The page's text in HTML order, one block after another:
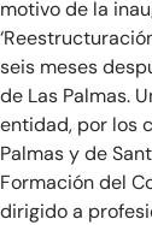
motivo de la
seis meses
de Las Palmas.
entidad, por los
Palmas y de
Formación del
dirigido a